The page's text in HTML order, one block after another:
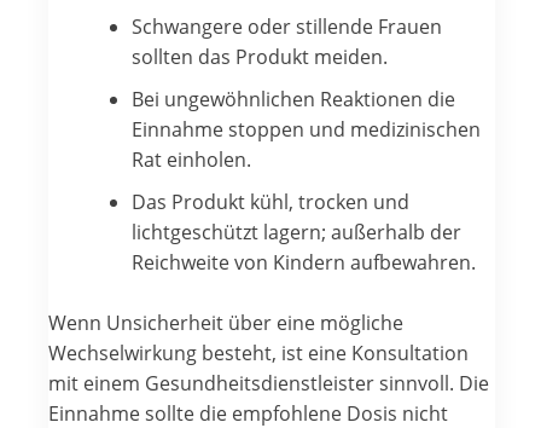
Schwangere oder stillende Frauen
sollten das Produkt meiden.
Bei ungewöhnlichen Reaktionen die
Einnahme stoppen und medizinischen
Rat einholen.
Das Produkt kühl, trocken und
lichtgeschützt lagern; außerhalb der
Reichweite von Kindern aufbewahren.
Wenn Unsicherheit über eine mögliche
Wechselwirkung besteht, ist eine Konsultation
mit einem Gesundheitsdienstleister sinnvoll. Die
Einnahme sollte die empfohlene Dosis nicht